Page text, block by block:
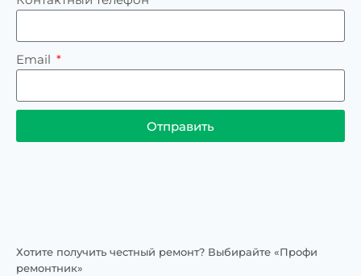
Email
Отправить
Хотите получить честный ремонт? Выбирайте «Профи
ремонтник»